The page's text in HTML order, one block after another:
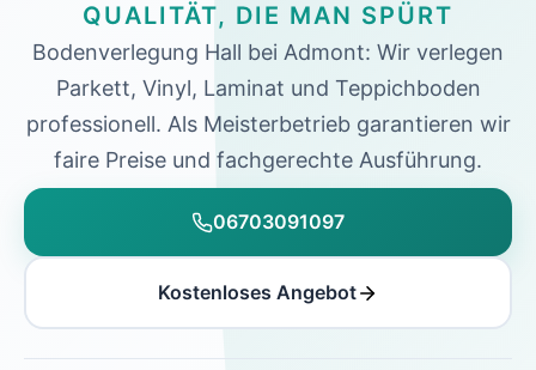
QUALITÄT, DIE MAN SPÜRT
Bodenverlegung Hall bei Admont: Wir verlegen
Parkett, Vinyl, Laminat und Teppichboden
professionell. Als Meisterbetrieb garantieren wir
faire Preise und fachgerechte Ausführung.
06703091097
Kostenloses Angebot